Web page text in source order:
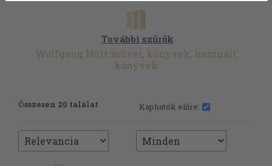
További szűrők
Wolfgang Hütt művei, könyvek, használt
könyvek
Összesen 20 találat Kaphatók előre: